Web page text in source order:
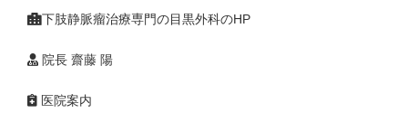
下肢静脈瘤治療専門の目黒外科のHP
院長 齋藤 陽
医院案内